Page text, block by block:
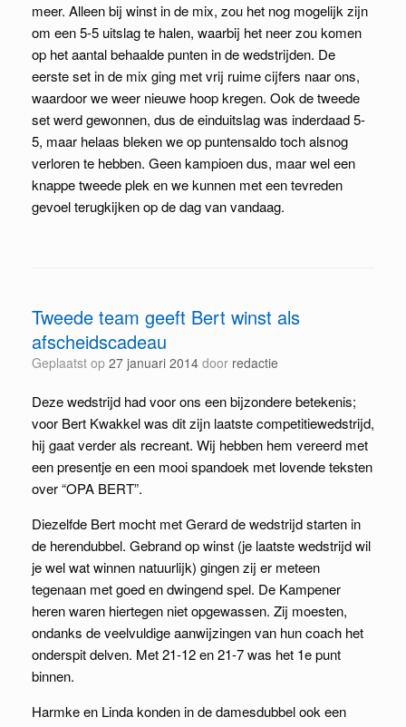
meer. Alleen bij winst in de mix, zou het nog mogelijk zijn
om een 5-5 uitslag te halen, waarbij het neer zou komen
op het aantal behaalde punten in de wedstrijden. De
eerste set in de mix ging met vrij ruime cijfers naar ons,
waardoor we weer nieuwe hoop kregen. Ook de tweede
set werd gewonnen, dus de einduitslag was inderdaad 5-
5, maar helaas bleken we op puntensaldo toch alsnog
verloren te hebben. Geen kampioen dus, maar wel een
knappe tweede plek en we kunnen met een tevreden
gevoel terugkijken op de dag van vandaag.
Tweede team geeft Bert winst als
afscheidscadeau
Geplaatst op 27 januari 2014 door redactie
Deze wedstrijd had voor ons een bijzondere betekenis;
voor Bert Kwakkel was dit zijn laatste competitiewedstrijd,
hij gaat verder als recreant. Wij hebben hem vereerd met
een presentje en een mooi spandoek met lovende teksten
over “OPA BERT”.
Diezelfde Bert mocht met Gerard de wedstrijd starten in
de herendubbel. Gebrand op winst (je laatste wedstrijd wil
je wel wat winnen natuurlijk) gingen zij er meteen
tegenaan met goed en dwingend spel. De Kampener
heren waren hiertegen niet opgewassen. Zij moesten,
ondanks de veelvuldige aanwijzingen van hun coach het
onderspit delven. Met 21-12 en 21-7 was het 1e punt
binnen.
Harmke en Linda konden in de damesdubbel ook een